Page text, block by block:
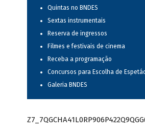
Quintas no BNDES
Sextas instrumentais
Reserva de ingressos
Filmes e festivais de cinema
Receba a programação
Concursos para Escolha de
Galeria BNDES